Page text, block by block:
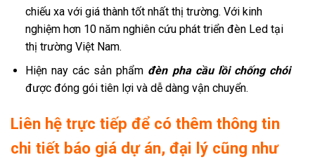
chiếu xa với giá thành tốt nhất thị trường. Với kinh
nghiệm hơn 10 năm nghiên cứu phát triển đèn Led tại
thị trường Việt Nam.
Hiện nay các sản phẩm đèn pha cầu lồi chống chói
được đóng gói tiên lợi và dễ dàng vận chuyển.
Liên hệ trực tiếp để có thêm thông tin
chi tiết báo giá dự án, đại lý cũng như